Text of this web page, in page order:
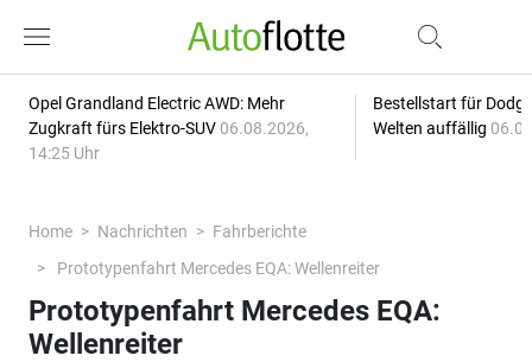
Opel Grandland Electric AWD: Mehr
Zugkraft fürs Elektro-SUV 06.08.2026,
14:25 Uhr
Bestellstart für
Welten auffällig
Home Nachrichten
Fahrberichte
Prototypenfahrt Mercedes EQA: Wellenreiter
Prototypenfahrt Mercedes EQA:
Wellenreiter